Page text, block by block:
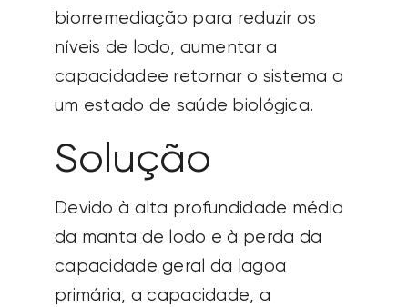
biorremediação para reduzir os
níveis de lodo, aumentar a
capacidadee retornar o sistema a
um estado de saúde biológica.
Solução
Devido à alta profundidade média
da manta de lodo e à perda da
capacidade geral da lagoa
primária, acapacidade, a